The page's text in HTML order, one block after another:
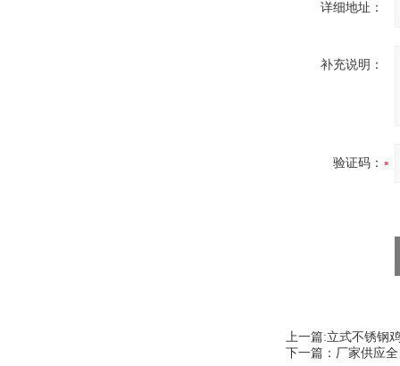
详细地址：
补充说明：
验证码：
上一篇:立式不锈钢
下一篇： 厂家供应